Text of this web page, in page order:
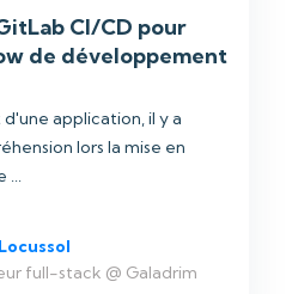
CI/CD pour
de développement
application, il y a
lors la mise en
...
full-stack @ Galadrim